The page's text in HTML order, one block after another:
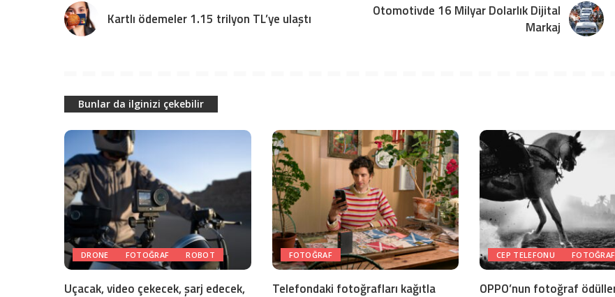
Kartlı ödemeler 1.15 trilyon TL’ye ulaştı
Otomotivde 16 Milyar Dolarlık Dijital
Markaj
Bunlar da ilginizi çekebilir
DRONE FOTOĞRAF ROBOT
Uçacak, video çekecek, şarj edecek,
FOTOĞRAF
Telefondaki fotoğrafları kağıtla
CEP TELEFONU FOTOĞRAF
OPPO’nun fotoğraf